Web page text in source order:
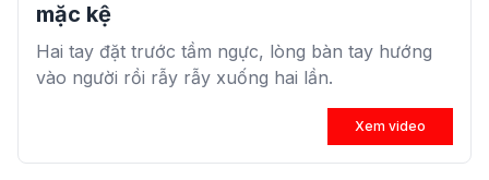
mặc kệ
Hai tay đặt trước tầm ngực, lòng bàn tay hướng
vào người rồi rẫy rẫy xuống hai lần.
Xem video